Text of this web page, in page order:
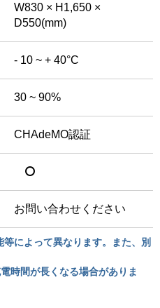
W830 × H1,650 ×
D550(mm)
- 10 ~ + 40°C
30 ~ 90%
CHAdeMO認証
お問い合わせください
等によって異なります。また、別
時間が長くなる場合がありま